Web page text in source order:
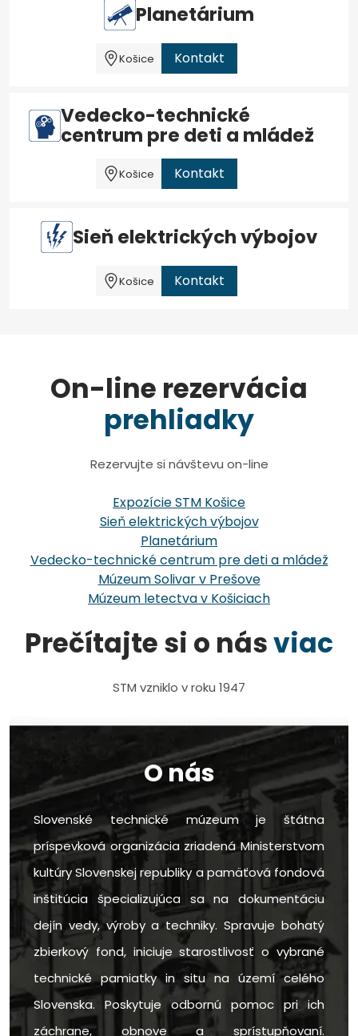
Planetárium
Košice Kontakt
Vedecko-technické
centrum pre deti a mládež
Košice Kontakt
Sieň elektrických výbojov
Košice Kontakt
On-line rezervácia
prehliadky
Rezervujte si návštevu on-line
Expozície STM Košice
Sieň elektrických výbojov
Planetárium
Vedecko-technické centrum pre deti a mládež
Múzeum Solivar v Prešove
Múzeum letectva v Košiciach
Prečítajte si o násviac
STM vzniklo v roku 1947
O nás
Slovenské technické múzeum je štátna
príspevková organizácia zriadená Ministerstvom
kultúry Slovenskej republiky a pamäťová fondová
inštitúcia špecializujúca sa na dokumentáciu
dejín vedy, výroby a techniky. Spravuje bohatý
zbierkový fond, iniciuje starostlivosť o vybrané
technické pamiatky in situ na území celého
Slovenska. Poskytuje odbornú pomoc pri ich
záchrane, obnove a sprístupňovaní.